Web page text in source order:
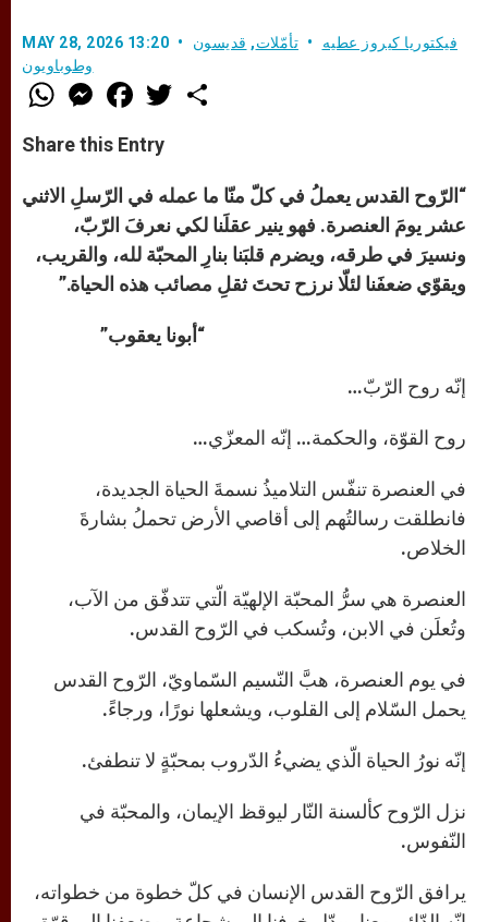
MAY 28, 2026 13:20 فيكتوريا كيروز عطيه تأمّلات, قديسون
وطوباويون
W
h
t
s
p
p
M
e
s
e
g
e
r
F
a
e
b
o
k
T
w
r
Share this Entry
“ الرّوح القدس يعملُ في كلّ منّا ما عمله في الرّسلِ الاثني
عشر يومَ العنصرة. فهو ينير عقلَنا لكي نعرفَ الرّبّ،
ونسيرَ في طرقه، ويضرم قلبَنا بنارِ المحبّة لله، والقريب،
ويقوّي ضعفَنا لئلّا نرزح تحتَ ثقلِ مصائب هذه الحياة.”
“أبونا يعقوب”
إنّه روح الرّبّ…
روح القوّة، والحكمة… إنّه المعزّي…
في العنصرة تنفّس التلاميذُ نسمةَ الحياة الجديدة،
فانطلقت رسالتُهم إلى أقاصي الأرض تحملُ بشارةَ
الخلاص.
العنصرة هي سرُّ المحبّة الإلهيّة الّتي تتدفّق من الآب،
وتُعلَن في الابن، وتُسكب في الرّوح القدس.
في يوم العنصرة، هبَّ النّسيم السّماويّ، الرّوح القدس
يحمل السّلام إلى القلوب، ويشعلها نورًا، ورجاءً.
إنّه نورُ الحياة الّذي يضيءُ الدّروب بمحبّةٍ لا تنطفئ.
نزل الرّوح كألسنة النّار ليوقظ الإيمان، والمحبّة في
النّفوس.
يرافق الرّوح القدس الإنسان في كلّ خطوة من خطواته،